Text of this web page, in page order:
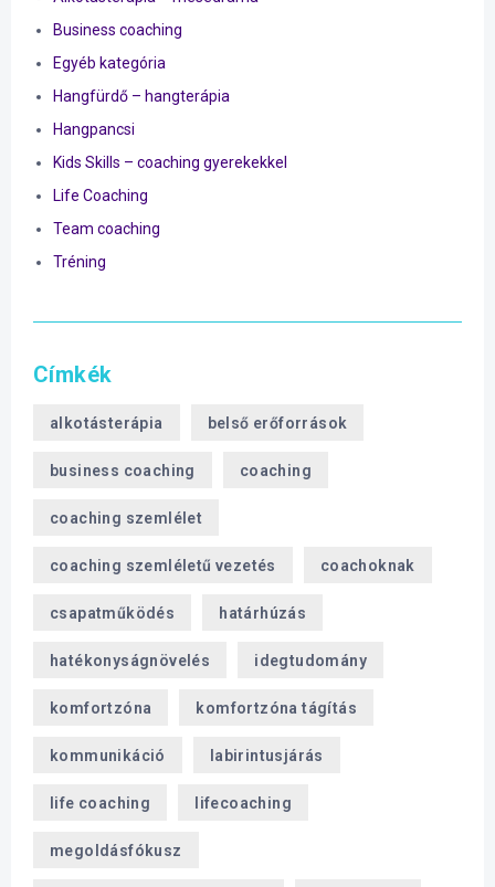
Business coaching
Egyéb kategória
Hangfürdő – hangterápia
Hangpancsi
Kids Skills – coaching gyerekekkel
Life Coaching
Team coaching
Tréning
Címkék
alkotásterápia belső erőforrások
business coaching coaching
coaching szemlélet
coaching szemléletű vezetés coachoknak
csapatműködés határhúzás
hatékonyságnövelés idegtudomány
komfortzóna komfortzóna tágítás
kommunikáció labirintusjárás
life coaching lifecoaching
megoldásfókusz